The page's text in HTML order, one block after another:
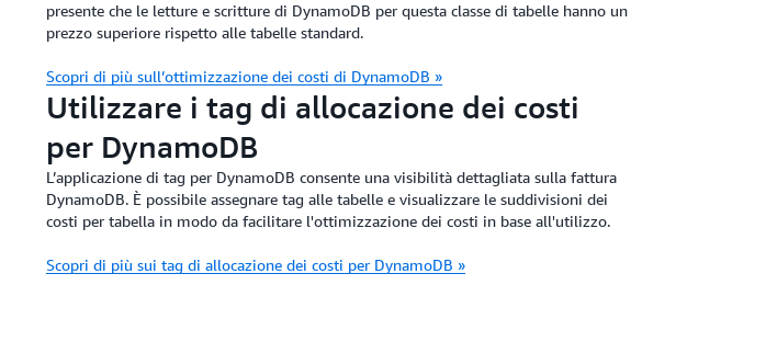
presente che le letture e scritture di DynamoDB per questa classe di tabelle hanno un
prezzo superiore rispetto alle tabelle standard.
Scopri di più sull’ottimizzazione dei costi di DynamoDB »
Utilizzare i tag di allocazione dei costi
per DynamoDB
L’applicazione di tag per DynamoDB consente una visibilità dettagliata sulla fattura
DynamoDB. È possibile assegnare tag alle tabelle e visualizzare le suddivisioni dei
costi per tabella in modo da facilitare l'ottimizzazione dei costi in base all'utilizzo.
Scopri di più sui tag di allocazione dei costi per DynamoDB »